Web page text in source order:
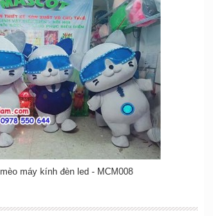
máy kính đèn led - MCM008